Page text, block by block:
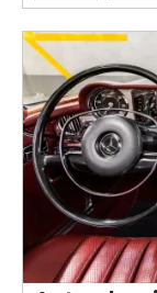
#MERCEDES